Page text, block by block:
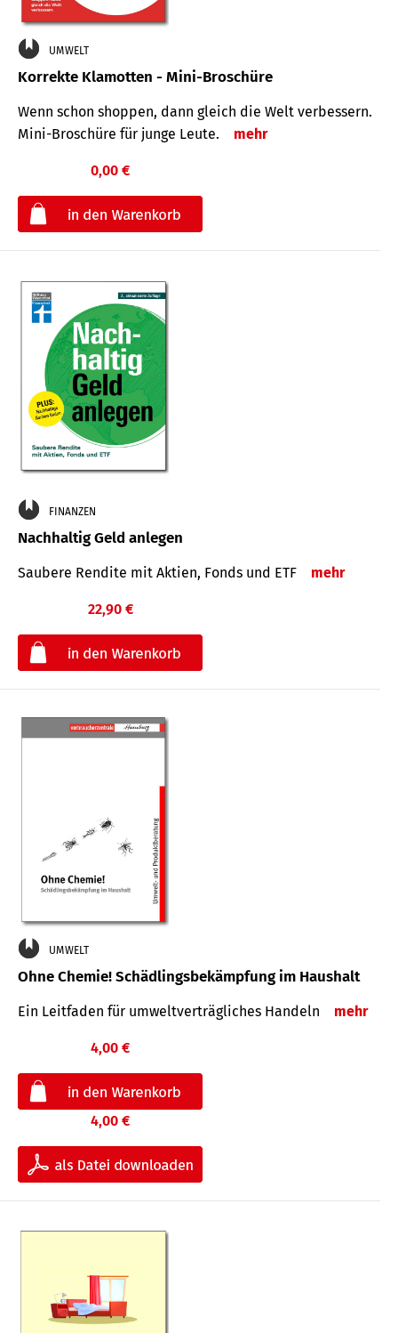
UMWELT
Korrekte Klamotten - Mini-Broschüre
Wenn schon shoppen, dann gleich die Welt verbessern.
Mini-Broschüre für junge Leute.
mehr
0,00 €
FINANZEN
Nachhaltig Geld anlegen
Saubere Rendite mit Aktien, Fonds und ETF mehr
22,90 €
UMWELT
Ohne Chemie! Schädlingsbekämpfung im Haushalt
Ein Leitfaden für um­welt­ver­träg­liches Han­deln mehr
4,00 €
4,00 €